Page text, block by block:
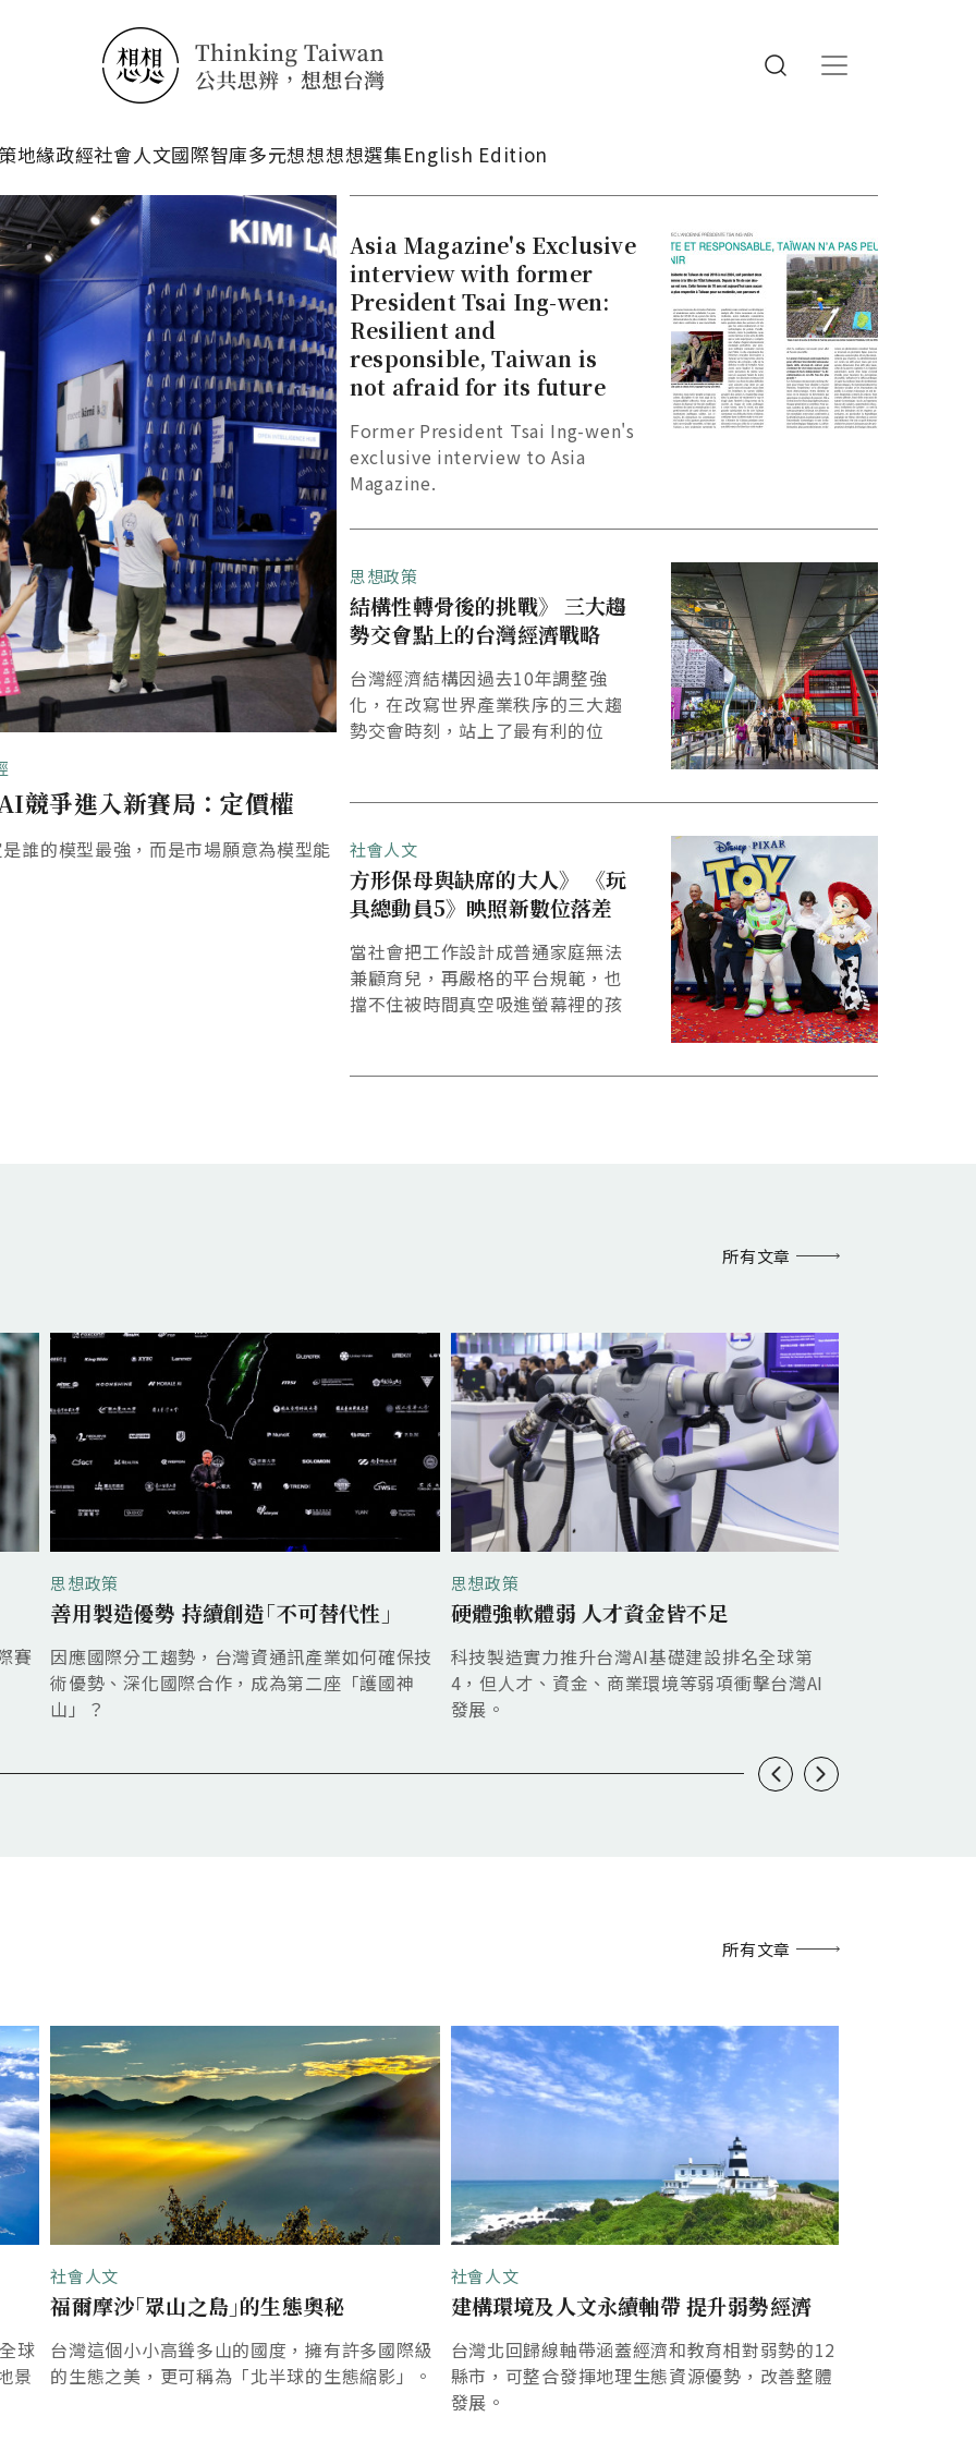
地緣政經社會人文國際智庫多元想想想想選集English Edition
競爭進入新賽局：定價權
誰的模型最強，而是市場願意為模型能
Asia Magazine's Exclusive
interview with former
President Tsai Ing-wen:
Resilient and
responsible, Taiwan is
not afraid for its future
Former President Tsai Ing-wen's
exclusive interview to Asia
Magazine.
思想政策
結構性轉骨後的挑戰》 三大趨
勢交會點上的台灣經濟戰略
台灣經濟結構因過去10年調整強
化，在改寫世界產業秩序的三大趨
勢交會時刻，站上了最有利的位
社會人文
方形保母與缺席的大人》 《玩
具總動員5》映照新數位落差
當社會把工作設計成普通家庭無法
兼顧育兒，再嚴格的平台規範，也
擋不住被時間真空吸進螢幕裡的孩
所有文章
賽
思想政策
善用製造優勢 持續創造｢不可替代性｣
因應國際分工趨勢，台灣資通訊產業如何確保技
術優勢、深化國際合作，成為第二座「護國神
山」？
思想政策
硬體強軟體弱 人才資金皆不足
科技製造實力推升台灣AI基礎建設排名全球第
4，但人才、資金、商業環境等弱項衝擊台灣AI
發展。
所有文章
球
景
社會人文
福爾摩沙｢眾山之島｣的生態奧秘
台灣這個小小高聳多山的國度，擁有許多國際級
的生態之美，更可稱為「北半球的生態縮影」。
社會人文
建構環境及人文永續軸帶 提升弱勢經濟
台灣北回歸線軸帶涵蓋經濟和教育相對弱勢的12
縣市，可整合發揮地理生態資源優勢，改善整體
發展。